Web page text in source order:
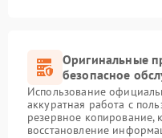
Оригинальные
безопасное
Использование
аккуратная работа с
резервное копирование,
восстановление